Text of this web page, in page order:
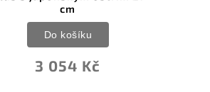
cm
3 054 Kč
Do košíku